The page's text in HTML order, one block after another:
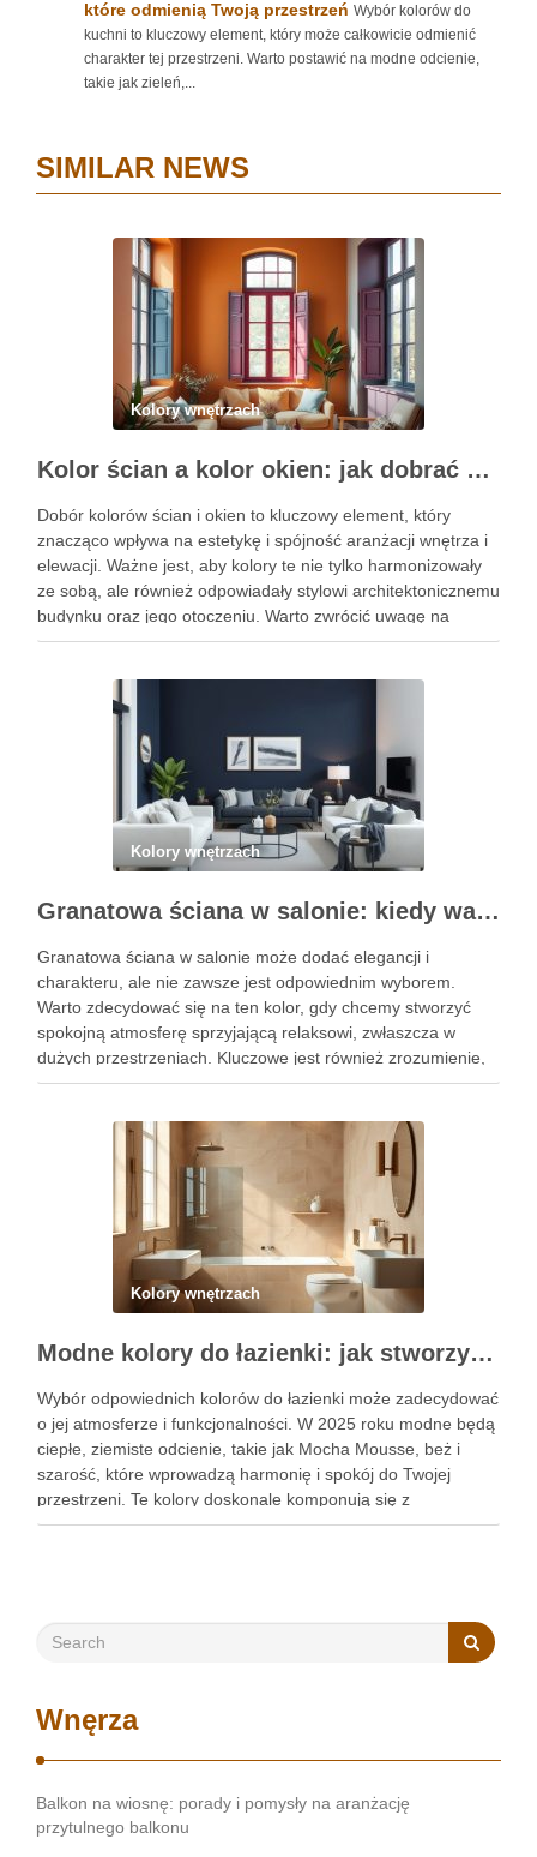
które odmienią Twoją przestrzeń Wybór kolorów do
kuchni to kluczowy element, który może całkowicie odmienić
charakter tej przestrzeni. Warto postawić na modne odcienie,
takie jak zieleń,...
SIMILAR NEWS
Kolory wnętrzach
Kolor ścian a kolor okien: jak dobrać barwy dla spójnej i trwałej aranżacji wnętrza oraz elewacji
Dobór kolorów ścian i okien to kluczowy element, który
znacząco wpływa na estetykę i spójność aranżacji wnętrza i
elewacji. Ważne jest, aby kolory te nie tylko harmonizowały
ze sobą, ale również odpowiadały stylowi architektonicznemu
budynku oraz jego otoczeniu. Warto zwrócić uwagę na
zasady, które pomogą uniknąć najczęstszych błędów w
Kolory wnętrzach
Granatowa ściana w salonie: kiedy warto ją wybrać i jak uniknąć aranżacyjnych pułapek
Granatowa ściana w salonie może dodać elegancji i
charakteru, ale nie zawsze jest odpowiednim wyborem.
Warto zdecydować się na ten kolor, gdy chcemy stworzyć
spokojną atmosferę sprzyjającą relaksowi, zwłaszcza w
dużych przestrzeniach. Kluczowe jest również zrozumienie,
jakie pułapki aranżacyjne mogą się pojawić w związku z
Kolory wnętrzach
Modne kolory do łazienki: jak stworzyć stylową przestrzeń łączącą trendy i funkcjonalność
Wybór odpowiednich kolorów do łazienki może zadecydować
o jej atmosferze i funkcjonalności. W 2025 roku modne będą
ciepłe, ziemiste odcienie, takie jak Mocha Mousse, beż i
szarość, które wprowadzą harmonię i spokój do Twojej
przestrzeni. Te kolory doskonale komponują się z
naturalnymi materiałami, tworząc stylową i przytulną
Wnęrza
Balkon na wiosnę: porady i pomysły na aranżację
przytulnego balkonu